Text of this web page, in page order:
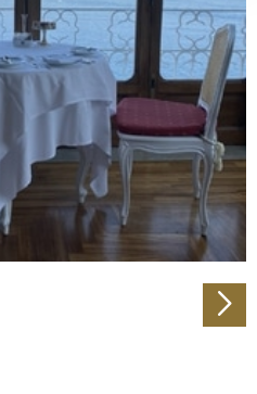
Inhalte und Anzeigen zu
für soziale Medien anbieten
unsere Website zu
wir Informationen zu Ihrer
an unsere Partner für
Analysen weiter. Unsere
möglicherweise mit
die Sie ihnen bereitgestellt